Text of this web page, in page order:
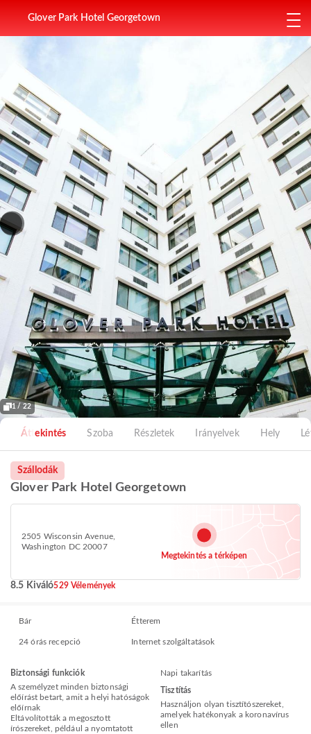
Glover Park Hotel Georgetown
1 / 22
Áttekintés Szoba Részletek Irányelvek Hely
Szállodák
Glover Park Hotel Georgetown
2505 Wisconsin Avenue,
Washington DC 20007
Megtekintés a térképen
8.5 Kiváló529 Vélemények
Bár Étterem
24 órás recepció Internet szolgáltatások
Biztonsági funkciók
A személyzet minden biztonsági
előírást betart, amit a helyi hatóságok
előírnak
Eltávolították a megosztott
írószereket, például a nyomtatott
Napi takarítás
Tisztítás
Használjon olyan tisztítószereket,
amelyek hatékonyak a koronavírus
ellen